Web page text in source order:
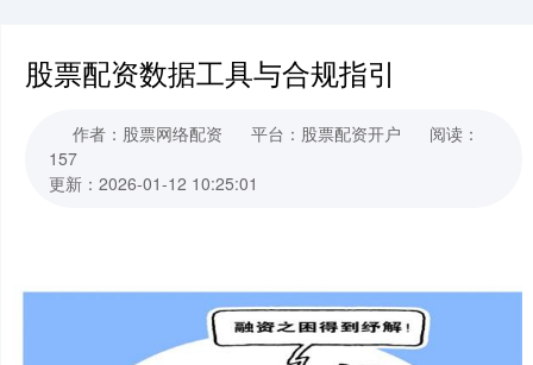
股票配资数据工具与合规指引
作者：股票网络配资 平台：股票配资开户
阅读：
157
更新：2026-01-12 10:25:01